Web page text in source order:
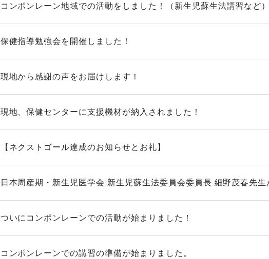
コンポンレーン地域での活動をしました！（新生児蘇生法講習など）
保健指導勉強会を開催しました！
現地から感謝の声をお届けします！
現地、保健センターに支援機材が納入されました！
【ネクストゴール達成のお知らせとお礼】
日本周産期・新生児医学会 新生児蘇生法委員会委員長 細野茂春先
ついにコンポンレーンでの活動が始まりました！
コンポンレーンでの講習の準備が始まりました。